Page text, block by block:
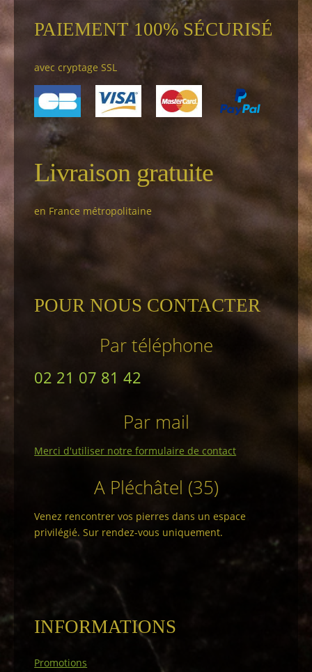
PAIEMENT 100% SÉCURISÉ
avec cryptage SSL
Livraison gratuite
en France métropolitaine
POUR NOUS CONTACTER
Par téléphone
02 21 07 81 42
Par mail
Merci d'utiliser notre formulaire de contact
A Pléchâtel (35)
Venez rencontrer vos pierres dans un espace
privilégié. Sur rendez-vous uniquement.
INFORMATIONS
Promotions